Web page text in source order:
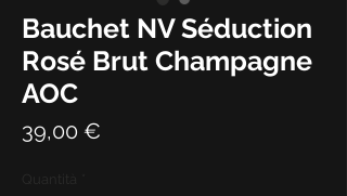
Bauchet NV Séduction
Rosé Brut Champagne
AOC
39,00 €